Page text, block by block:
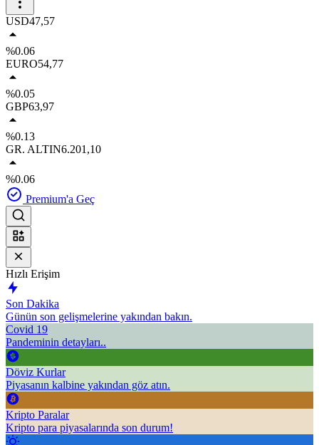
USD47,57
%0.06
EURO54,77
%0.05
GBP63,97
%0.13
GR. ALTIN6.201,10
%0.06
Premium'a Geç
Hızlı Erişim
Son Dakika
Günün son gelişmelerine yakından bakın.
Covid 19
Pandeminin detayları..
Döviz Kurlar
Piyasanın kalbine yakından göz atın.
Kripto Paralar
Kripto para piyasalarında son durum!